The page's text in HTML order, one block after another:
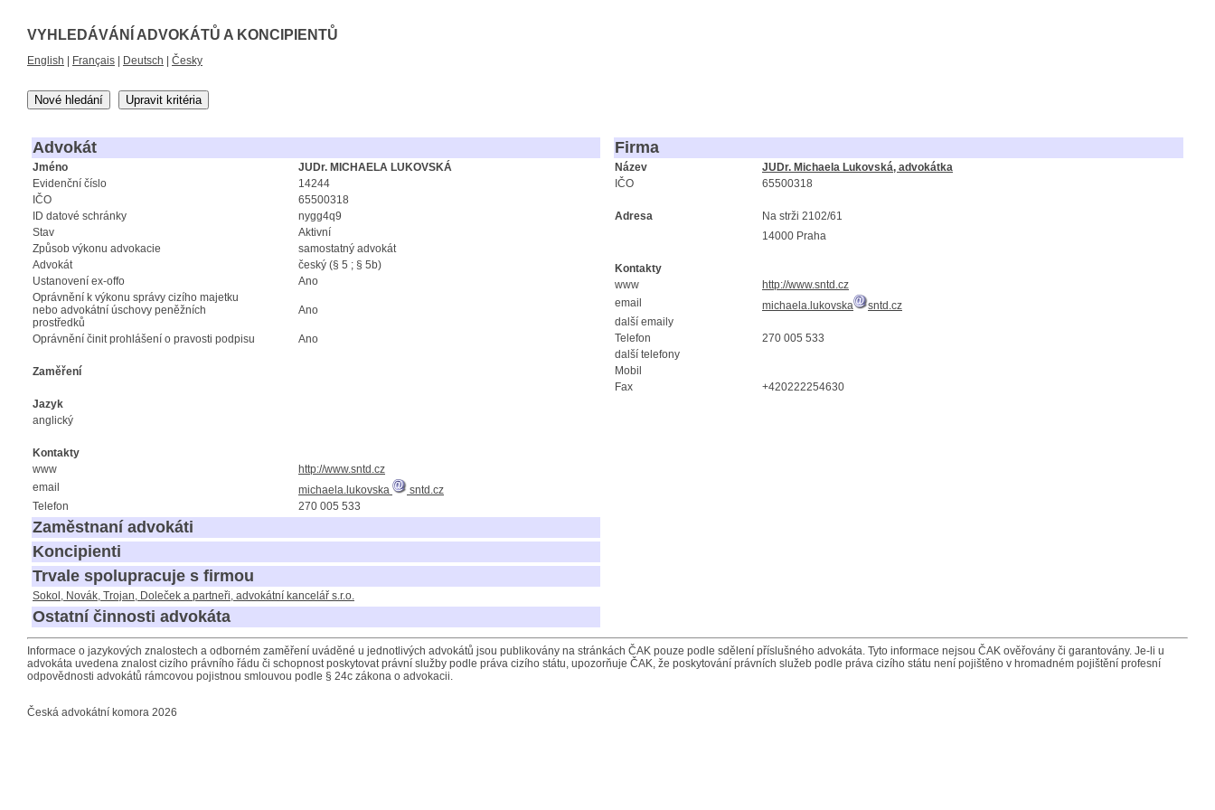
VYHLEDÁVÁNÍ ADVOKÁTŮ A KONCIPIENTŮ
English Français Deutsch Česky
Nové hledání Upravit kritéria
Advokát
Jméno
JUDr. MICHAELA LUKOVSKÁ
Evidenční číslo
14244
IČO
65500318
ID datové schránky
nygg4q9
Stav
Aktivní
Způsob výkonu advokacie
samostatný advokát
Advokát
český (§ 5 ; § 5b)
Ustanovení ex-offo
Ano
Oprávnění k výkonu správy cizího majetku
nebo advokátní úschovy peněžních
prostředků
Ano
Oprávnění činit prohlášení o pravosti podpisu Ano
Zaměření
Jazyk
anglický
Kontakty
www
http://www.sntd.cz
email
michaela.lukovska
sntd.cz
Telefon
270 005 533
Zaměstnaní advokáti
Koncipienti
Trvale spolupracuje s firmou
Sokol, Novák, Trojan, Doleček a partneři, advokátní kancelář s.r.o.
Ostatní činnosti advokáta
Firma
Název
JUDr. Michaela Lukovská, advokátka
IČO
65500318
Adresa
Na strži 2102/61
14000 Praha
Kontakty
www
http://www.sntd.cz
email
michaela.lukovska
sntd.cz
další emaily
Telefon
270 005 533
další telefony
Mobil
Fax
+420222254630
Informace o jazykových znalostech a odborném zaměření uváděné u jednotlivých advokátů jsou publikovány na stránkách ČAK pouze podle sdělení příslušného advokáta. Tyto informace nejsou ČAK ověřovány či garantovány. Je-li u
advokáta uvedena znalost cizího právního řádu či schopnost poskytovat právní služby podle práva cizího státu, upozorňuje ČAK, že poskytování právních služeb podle práva cizího státu není pojištěno v hromadném pojištění profesní
odpovědnosti advokátů rámcovou pojistnou smlouvou podle § 24c zákona o advokacii.
Česká advokátní komora 2026